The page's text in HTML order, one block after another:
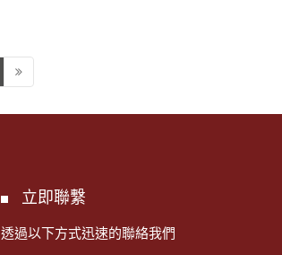
立即聯繫
透過以下方式迅速的聯絡我們